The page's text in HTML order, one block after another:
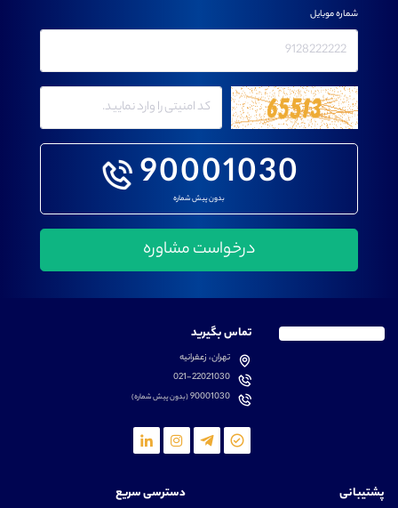
90001030
بدون پیش شماره
شماره موبایل
تماس بگیرید
تهران، زعفرانیه
021-22021030
90001030(بدون پیش شماره)
پشتیبانی دسترسی سریع